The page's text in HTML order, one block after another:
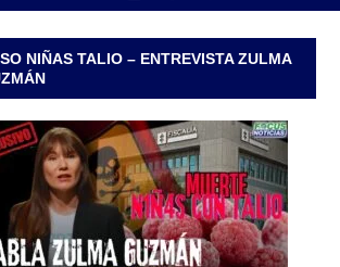
NIÑAS TALIO – ENTREVISTA ZULMA